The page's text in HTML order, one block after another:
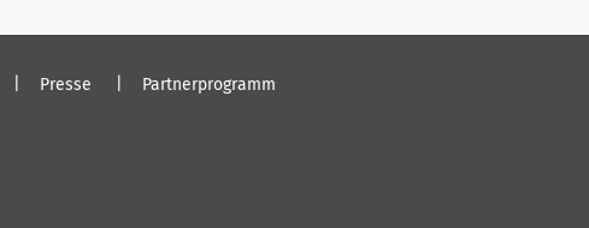
Presse Partnerprogramm